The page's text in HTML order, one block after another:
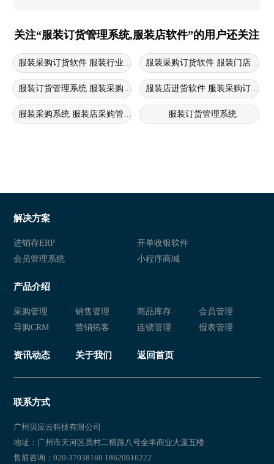
关注“服装订货管理系统,服装店软件”的用户还关注
服装采购订货软件 服装行业采购系统 服装采购管理软件
服装采购订货软件 服装门店采购
服装订货管理系统 服装采购订货软件 服装批发管理软件
服装店进货软件 服装采购订货软
服装采购系统 服装店采购管理软件 服装采购订货软件
服装订货管理系统
解决方案
进销存ERP
开单收银软件
会员管理系统
小程序商城
产品介绍
采购管理 销售管理 商品库存
会员管理
导购CRM
营销拓客 连锁管理 报表管理
资讯动态 关于我们 返回首页
联系方式
广州贝应云科技有限公司
地址：广州市天河区员村二横路八号全丰商业大厦五楼
售前咨询：020-37038169 18620616222